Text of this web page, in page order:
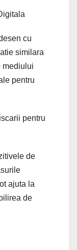
cu
similara
mediului
pentru
pentru
de
ajuta la
de